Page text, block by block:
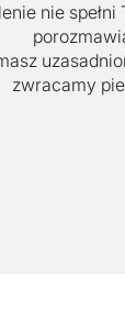
nie
zwracamy